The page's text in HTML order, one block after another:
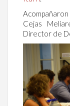
Cejas
Director de